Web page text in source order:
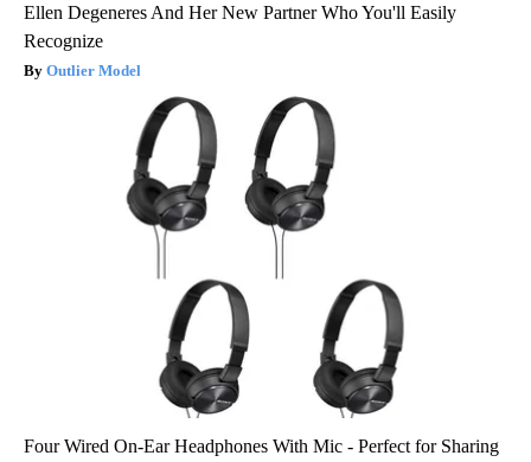
Ellen Degeneres And Her New Partner Who You'll Easily
Recognize
Outlier Model
Four Wired On-Ear Headphones With Mic - Perfect for Sharing